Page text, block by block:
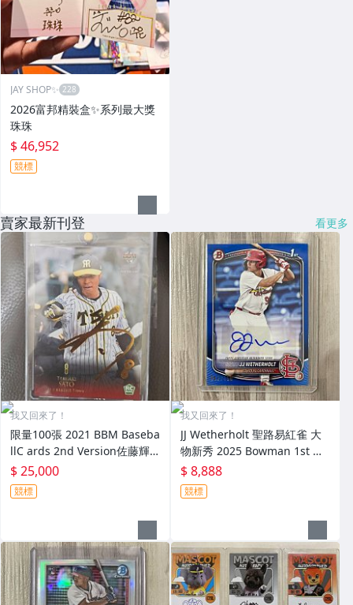
JAY SHOP✨
2026富邦精裝盒✨系列最大獎
珠珠
$ 46,952
競標
賣家最新刊登 看更多
我又回來了！
限量100張 2021 BBM Baseba
llC ards 2nd Version佐藤輝
明 RC限量卡 明年挑戰大聯盟
$ 25,000
競標
我又回來了！
JJ Wetherholt 聖路易紅雀 大
物新秀 2025 Bowman 1st 限
量/150 藍亮 簽名卡
$ 8,888
競標